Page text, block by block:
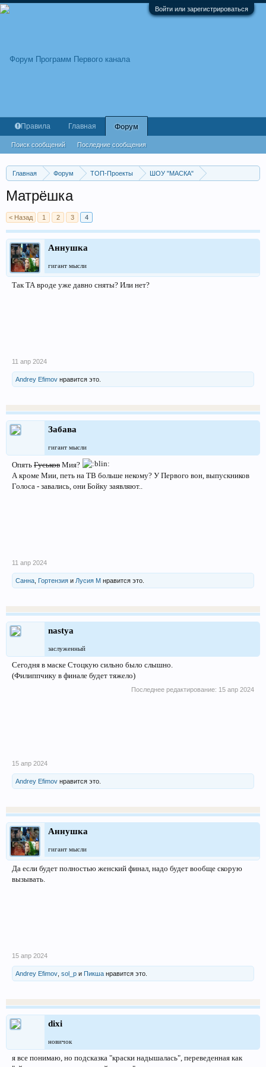
Войти или зарегистрироваться
Главная Форум ТОП-Проекты
ШОУ "МАСКА"
Матрёшка
< Назад 1 2 3 4
Аннушка
гигант мысли
Так ТА вроде уже давно сняты? Или нет?
11 апр 2024
Andrey Efimov нравится это.
Забава
гигант мысли
Опять Гуськов Мия?
А кроме Мии, петь на ТВ больше некому? У Первого вон, выпускников
Голоса - завались, они Бойку заявляют..
11 апр 2024
Санна Гортензия и Лусия М нравится это.
nastya
заслуженный
Сегодня в маске Стоцкую сильно было слышно.
(Филиппчику в финале будет тяжело)
Последнее редактирование: 15 апр 2024
15 апр 2024
Andrey Efimov нравится это.
Аннушка
гигант мысли
Да если будет полностью женский финал, надо будет вообще скорую
вызывать.
15 апр 2024
Andrey Efimov sol_p и Пикша нравится это.
dixi
новичок
я все понимаю, но подсказка "краски надышалась", переведенная как
Правила Главная Форум
Поиск сообщений Последние сообщения